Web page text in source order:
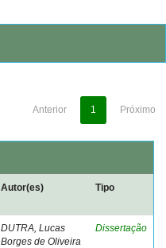
Anterior 1 Próximo
Autor(es) Tipo
DUTRA, Lucas
Borges de Oliveira
Dissertação